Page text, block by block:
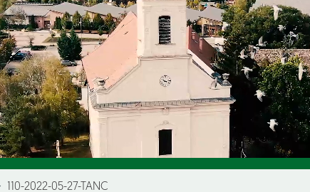
110-2022-05-27-TANC
Események [] Dokumentumok []